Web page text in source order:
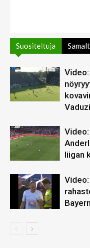
Suositeltuja
liigan